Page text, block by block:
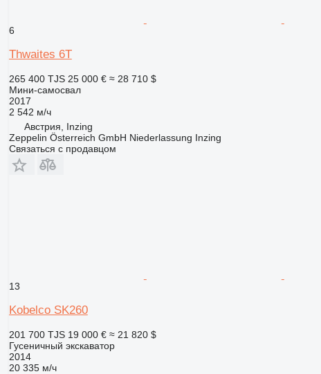
6
Thwaites 6T
265 400 TJS 25 000 € ≈ 28 710 $
Мини-самосвал
2017
2 542 м/ч
Австрия, Inzing
Zeppelin Österreich GmbH Niederlassung Inzing
Связаться с продавцом
13
Kobelco SK260
201 700 TJS 19 000 € ≈ 21 820 $
Гусеничный экскаватор
2014
20 335 м/ч